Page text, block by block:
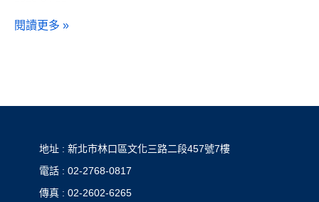
閱讀更多 »
地址 : 新北市林口區文化三路二段457號7樓
電話 : 02-2768-0817
傳真 : 02-2602-6265